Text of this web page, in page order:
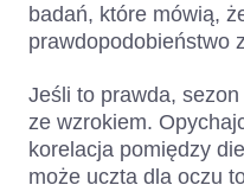
badań, które mówią,
prawdopodobieństwo
Jeśli to prawda,
ze wzrokiem.
korelacja pomiędzy
może uczta dla oczu